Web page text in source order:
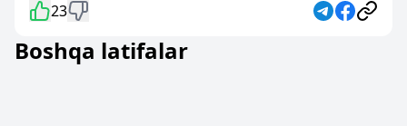
23
Boshqa latifalar